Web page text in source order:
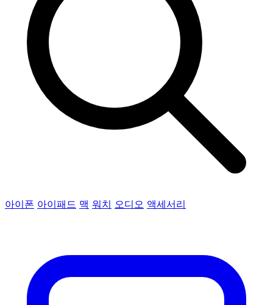
아이폰 아이패드 맥 워치 오디오 액세서리